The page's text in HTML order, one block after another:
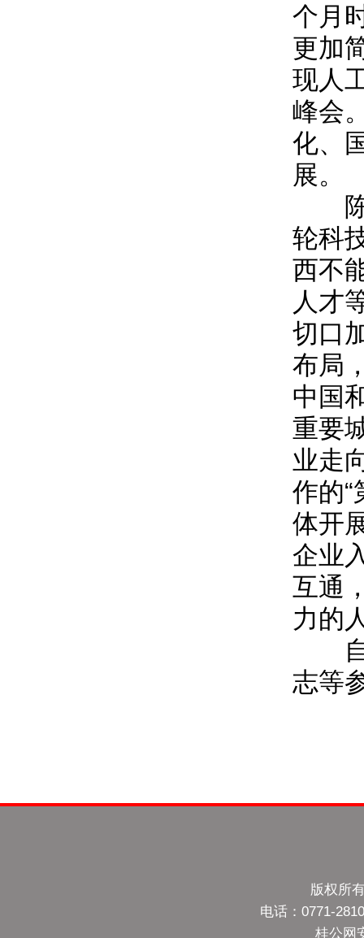
个月
更加
现人
峰会
化、
展。
陈
轮科
西不
人才
切口
布局
中国
重要
业走
作的
体开
企业
互通
力的
自
志等
版权所
电话：0771-
桂公网